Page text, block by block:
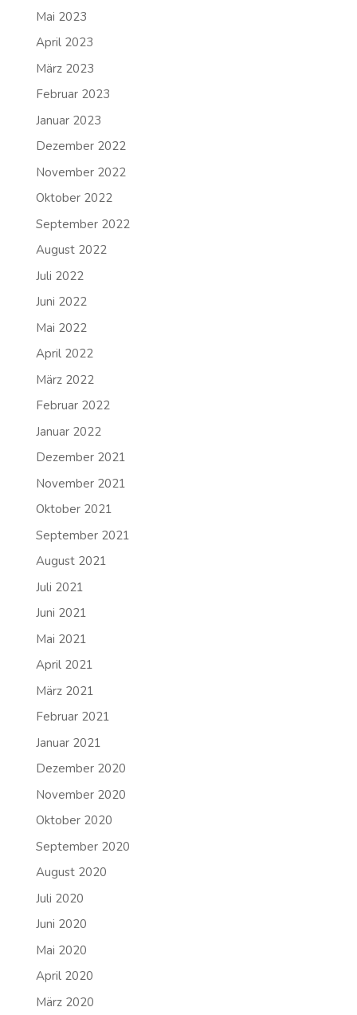
Mai 2023
April 2023
März 2023
Februar 2023
Januar 2023
Dezember 2022
November 2022
Oktober 2022
September 2022
August 2022
Juli 2022
Juni 2022
Mai 2022
April 2022
März 2022
Februar 2022
Januar 2022
Dezember 2021
November 2021
Oktober 2021
September 2021
August 2021
Juli 2021
Juni 2021
Mai 2021
April 2021
März 2021
Februar 2021
Januar 2021
Dezember 2020
November 2020
Oktober 2020
September 2020
August 2020
Juli 2020
Juni 2020
Mai 2020
April 2020
März 2020